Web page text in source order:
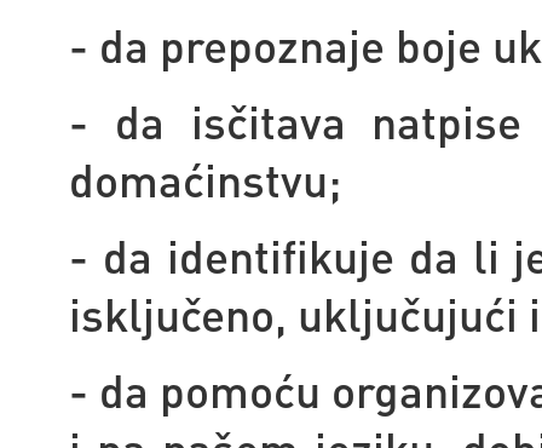
- da prepoznaje boje
- da isčitava
domaćinstvu;
- da identifikuje da li
isključeno, uključujući
- da pomoću